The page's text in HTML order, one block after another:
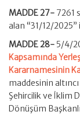
MADDE 27- 7261
alan “31/12/
MADDE 28- 5/4/
Kapsamında
Kararnamesinin
maddesinin
Şehircilik ve İklim
Dönüşüm